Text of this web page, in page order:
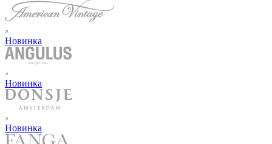
Новинка
Новинка
Новинка